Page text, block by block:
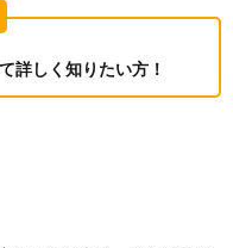
詳しく知りたい方！